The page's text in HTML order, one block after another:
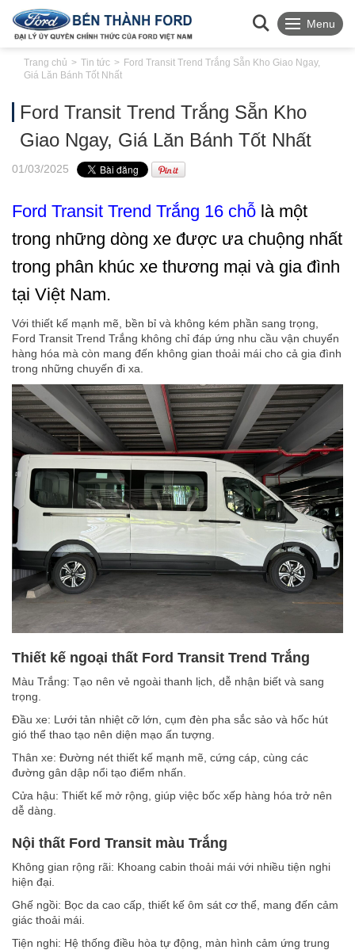
Menu
Trang chủ Tin tức
Ford Transit Trend Trắng Sẵn Kho Giao Ngay,
Giá Lăn Bánh Tốt Nhất
Ford Transit Trend Trắng Sẵn Kho
Giao Ngay, Giá Lăn Bánh Tốt Nhất
01/03/2025
Ford Transit Trend Trắng 16 chỗ là một
trong những dòng xe được ưa chuộng nhất
trong phân khúc xe thương mại và gia đình
tại Việt Nam.
Với thiết kế mạnh mẽ, bền bỉ và không kém phần sang trọng,
Ford Transit Trend Trắng không chỉ đáp ứng nhu cầu vận chuyển
hàng hóa mà còn mang đến không gian thoải mái cho cả gia đình
trong những chuyến đi xa.
Thiết kế ngoại thất Ford Transit Trend Trắng
Màu Trắng: Tạo nên vẻ ngoài thanh lịch, dễ nhận biết và sang
trọng.
Đầu xe: Lưới tản nhiệt cỡ lớn, cụm đèn pha sắc sảo và hốc hút
gió thể thao tạo nên diện mạo ấn tượng.
Thân xe: Đường nét thiết kế mạnh mẽ, cứng cáp, cùng các
đường gân dập nổi tạo điểm nhấn.
Cửa hậu: Thiết kế mở rộng, giúp việc bốc xếp hàng hóa trở nên
dễ dàng.
Nội thất Ford Transit màu Trắng
Không gian rộng rãi: Khoang cabin thoải mái với nhiều tiện nghi
hiện đại.
Ghế ngồi: Bọc da cao cấp, thiết kế ôm sát cơ thể, mang đến cảm
giác thoải mái.
Tiện nghi: Hệ thống điều hòa tự động, màn hình cảm ứng trung